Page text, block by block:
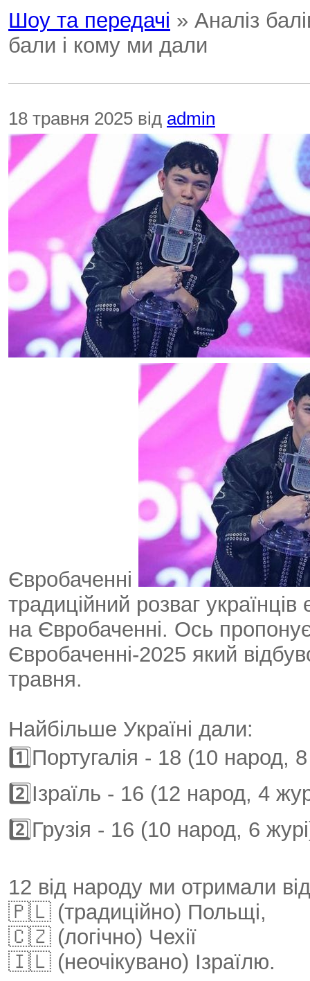
Шоу та передачі » Аналіз
бали і кому ми дали
18 травня 2025 від admin
Євробаченні
традиційний розваг
на Євробаченні. Ось
Євробаченні-2025 який
травня.
Найбільше Україні дали:
1️⃣Португалія - 18 (10 народ,
2️⃣Ізраїль - 16 (12 народ, 4
2️⃣Грузія - 16 (10 народ, 6
12 від народу ми отримали
🇵🇱 (традиційно) Польщі,
🇨🇿 (логічно) Чехії
🇮🇱 (неочікувано) Ізраїлю.